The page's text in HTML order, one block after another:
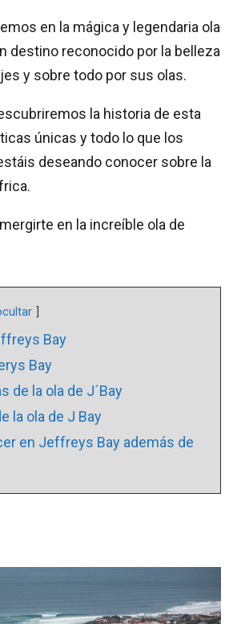
en la mágica y legendaria ola
destino reconocido por la belleza
y sobre todo por sus olas.
la historia de esta
únicas y todo lo que los
deseando conocer sobre la
en la increíble ola de
Bay
Bay
de la ola de J´Bay
la ola de J Bay
en Jeffreys Bay además de